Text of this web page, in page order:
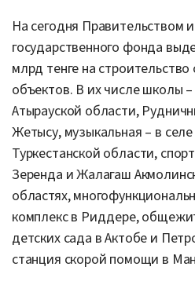
На сегодня Правительством
государственного фонда
млрд тенге на
объектов. В их числе школы
Атырауской области,
Жетысу, музыкальная – в
Туркестанской области,
Зеренда и Жалагаш
областях,
комплекс в Риддере,
детских сада в Актобе и
станция скорой помощи в